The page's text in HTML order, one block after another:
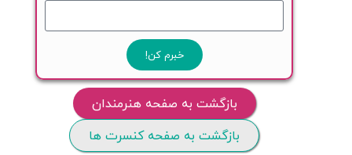
خبرم کن!
بازگشت به صفحه هنرمندان
بازگشت به صفحه کنسرت ها